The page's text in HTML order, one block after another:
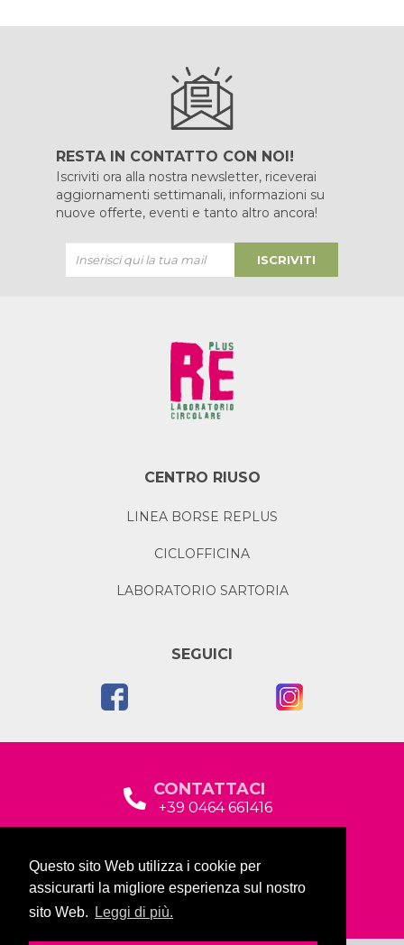
Questo sito Web utilizza i cookie per
assicurarti la migliore esperienza sul nostro
sito Web.
Leggi di più.
RESTA IN CONTATTO CON NOI!
Iscriviti ora alla nostra newsletter, riceverai
aggiornamenti settimanali, informazioni su
nuove offerte, eventi e tanto altro ancora!
ISCRIVITI
CENTRO RIUSO
LINEA BORSE REPLUS
CICLOFFICINA
LABORATORIO SARTORIA
SEGUICI
CONTATTACI
+39 0464 661416
Via Baltera, 19
38066 Riva del Garda (TN)